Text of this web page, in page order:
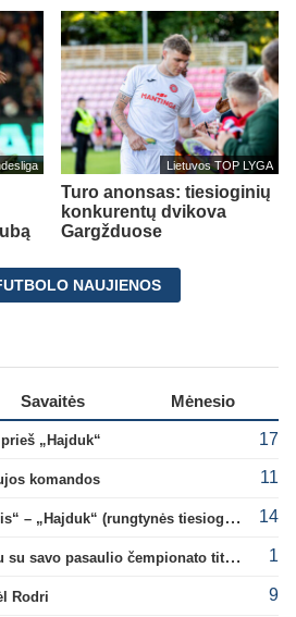
Lietuvos TOP LYGA
Turo anonsas: tiesioginių
konkurentų dvikova
Gargžduose
NAUJIENOS
Savaitės Mėnesio
„Hajduk“ 17
komandos 11
Konferencijų lyga: „Žalgiris“ – „Hajduk“ (rungtynės tiesiogiai) 14
B. Mendy: „Darau ką noriu su savo pasaulio čempionato titulu“ 1
Rodri 9